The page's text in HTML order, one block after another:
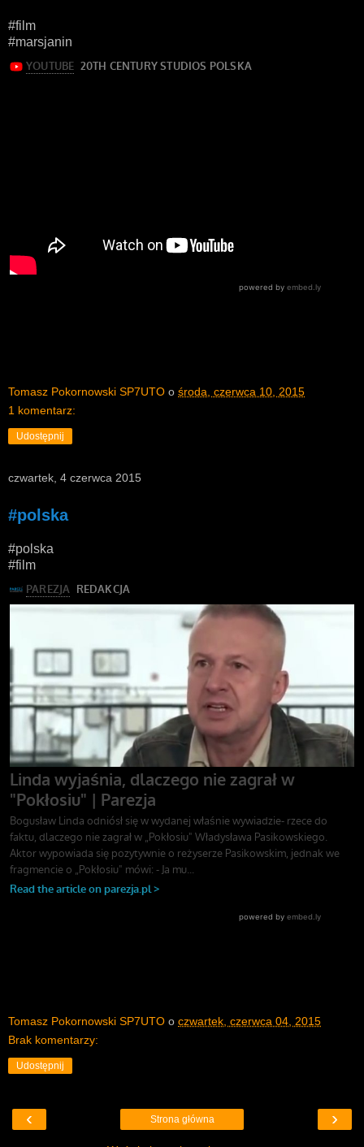
#film
#marsjanin
Tomasz Pokornowski SP7UTO o środa, czerwca 10, 2015
1 komentarz:
Udostępnij
czwartek, 4 czerwca 2015
#polska
#polska
#film
Tomasz Pokornowski SP7UTO o czwartek, czerwca 04, 2015
Brak komentarzy:
Udostępnij
‹ ›
Strona główna